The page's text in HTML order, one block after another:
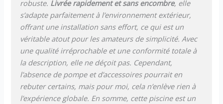
robuste. Livrée rapidement et sans encombre, elle
s’adapte parfaitement à l’environnement extérieur,
offrant une installation sans effort, ce qui est un
véritable atout pour les amateurs de simplicité. Avec
une qualité irréprochable et une conformité totale à
la description, elle ne déçoit pas. Cependant,
l’absence de pompe et d’accessoires pourrait en
rebuter certains, mais pour moi, cela n’enlève rien à
l’expérience globale. En somme, cette piscine est un